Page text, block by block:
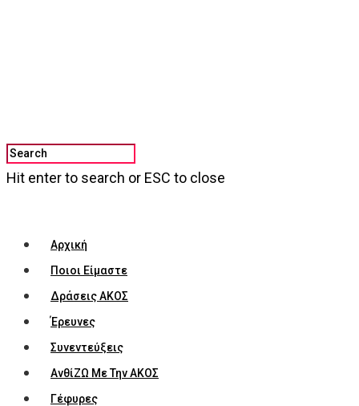
Hit enter to search or ESC to close
Αρχική
Ποιοι Είμαστε
Δράσεις ΑΚΟΣ
Έρευνες
Συνεντεύξεις
ΑνθίΖΩ Με Την ΑΚΟΣ
Γέφυρες